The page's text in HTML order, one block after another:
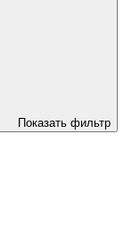
Показать фильтр